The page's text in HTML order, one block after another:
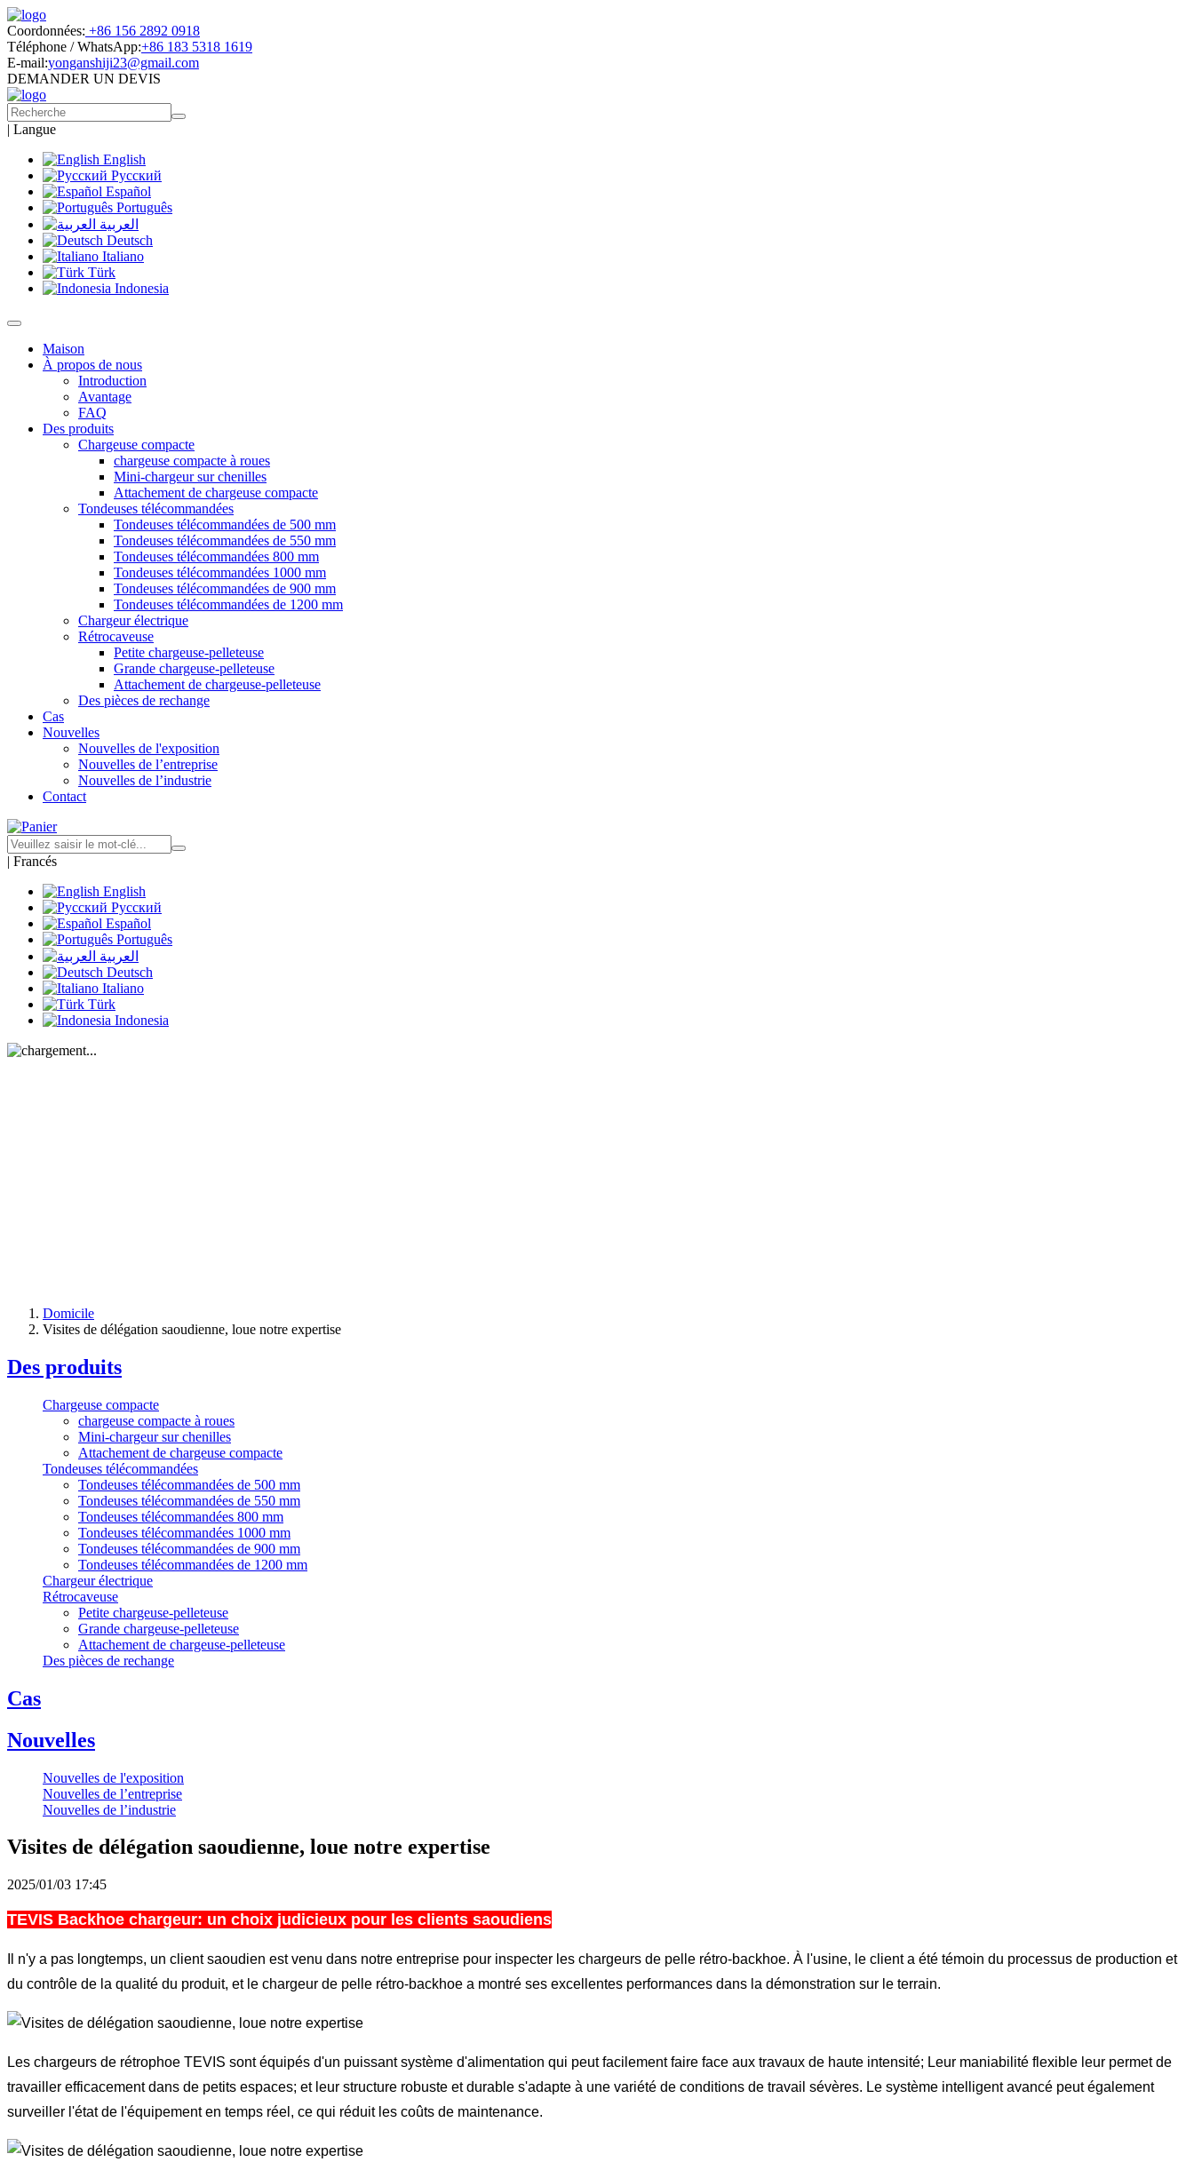
Coordonnées: +86 156 2892 0918
Téléphone / WhatsApp:+86 183 5318 1619
E-mail:yonganshiji23@gmail.com
DEMANDER UN DEVIS
| Langue
English
Русский
Español
Português
العربية
Deutsch
Italiano
Türk
Indonesia
Maison
À propos de nous
Introduction
Avantage
FAQ
Des produits
Chargeuse compacte
chargeuse compacte à roues
Mini-chargeur sur chenilles
Attachement de chargeuse compacte
Tondeuses télécommandées
Tondeuses télécommandées de 500 mm
Tondeuses télécommandées de 550 mm
Tondeuses télécommandées 800 mm
Tondeuses télécommandées 1000 mm
Tondeuses télécommandées de 900 mm
Tondeuses télécommandées de 1200 mm
Chargeur électrique
Rétrocaveuse
Petite chargeuse-pelleteuse
Grande chargeuse-pelleteuse
Attachement de chargeuse-pelleteuse
Des pièces de rechange
Cas
Nouvelles
Nouvelles de l'exposition
Nouvelles de l’entreprise
Nouvelles de l’industrie
Contact
| Francés
English
Русский
Español
Português
العربية
Deutsch
Italiano
Türk
Indonesia
Domicile
Visites de délégation saoudienne, loue notre expertise
Des produits
Chargeuse compacte
chargeuse compacte à roues
Mini-chargeur sur chenilles
Attachement de chargeuse compacte
Tondeuses télécommandées
Tondeuses télécommandées de 500 mm
Tondeuses télécommandées de 550 mm
Tondeuses télécommandées 800 mm
Tondeuses télécommandées 1000 mm
Tondeuses télécommandées de 900 mm
Tondeuses télécommandées de 1200 mm
Chargeur électrique
Rétrocaveuse
Petite chargeuse-pelleteuse
Grande chargeuse-pelleteuse
Attachement de chargeuse-pelleteuse
Des pièces de rechange
Cas
Nouvelles
Nouvelles de l'exposition
Nouvelles de l’entreprise
Nouvelles de l’industrie
Visites de délégation saoudienne, loue notre expertise
2025/01/03 17:45
TEVIS Backhoe chargeur: un choix judicieux pour les clients saoudiens
Il n'y a pas longtemps, un client saoudien est venu dans notre entreprise pour inspecter les chargeurs de pelle rétro-backhoe. À l'usine, le client a été témoin du processus de production et
du contrôle de la qualité du produit, et le chargeur de pelle rétro-backhoe a montré ses excellentes performances dans la démonstration sur le terrain.
Les chargeurs de rétrophoe TEVIS sont équipés d'un puissant système d'alimentation qui peut facilement faire face aux travaux de haute intensité; Leur maniabilité flexible leur permet de
travailler efficacement dans de petits espaces; et leur structure robuste et durable s'adapte à une variété de conditions de travail sévères. Le système intelligent avancé peut également
surveiller l'état de l'équipement en temps réel, ce qui réduit les coûts de maintenance.